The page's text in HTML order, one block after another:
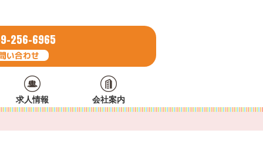
256-6965
求人情報 会社案内